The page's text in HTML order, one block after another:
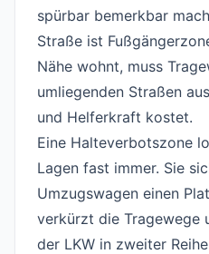
spürbar bemerkbar
Straße ist
Nähe wohnt, muss
umliegenden Straßen
und Helferkraft kostet.
Eine Halteverbotszone
Lagen fast immer. Sie
Umzugswagen einen
verkürzt die Tragewege
der LKW in zweiter